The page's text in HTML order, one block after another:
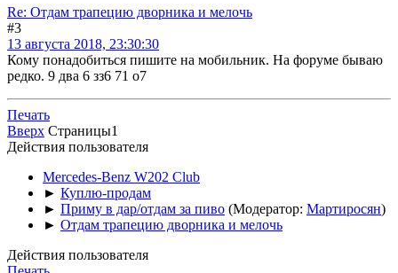
Re: Отдам трапецию дворника и мелочь
#3
13 августа 2018, 23:30:30
Кому понадобиться пишите на мобильник. На форуме бываю
редко. 9 два 6 зз6 71 о7
Печать
Вверх Страницы1
Действия пользователя
Mercedes-Benz W202 Club
► Куплю-продам
► Приму в дар/отдам за пиво (Модератор: Мартиросян)
► Отдам трапецию дворника и мелочь
Действия пользователя